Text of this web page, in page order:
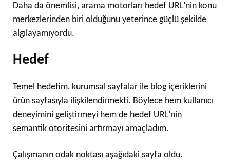
Daha da önemlisi, arama motorları hedef URL’nin konu
merkezlerinden biri olduğunu yeterince güçlü şekilde
algılayamıyordu.
Hedef
Temel hedefim, kurumsal sayfalar ile blog içeriklerini
ürün sayfasıyla ilişkilendirmekti. Böylece hem kullanıcı
deneyimini geliştirmeyi hem de hedef URL’nin
semantik otoritesini artırmayı amaçladım.
Çalışmanın odak noktası aşağıdaki sayfa oldu.